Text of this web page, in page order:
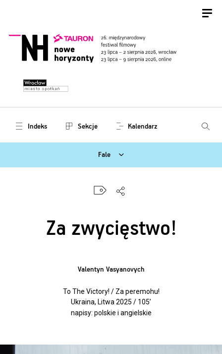
Indeks Sekcje Kalendarz
Fale
Za zwycięstwo!
Valentyn Vasyanovych
To The Victory! / Za peremohu!
Ukraina, Litwa 2025 / 105’
napisy: polskie i angielskie